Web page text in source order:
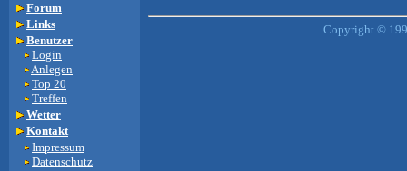
Forum
Links
Benutzer
Login
Anlegen
Top 20
Treffen
Wetter
Kontakt
Impressum
Datenschutz
Copyright ©